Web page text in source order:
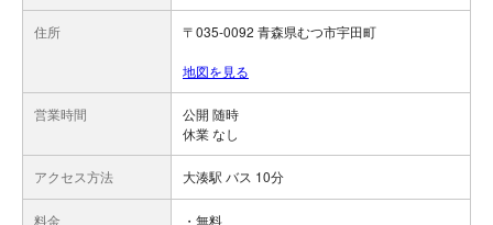
住所 〒035-0092 青森県むつ市宇田町
地図を見る
営業時間
公開 随時
休業 なし
アクセス方法 大湊駅 バス 10分
料金 ・無料